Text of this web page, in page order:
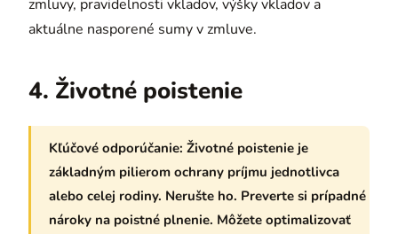
zmluvy, pravidelnosti vkladov, výšky vkladov a
aktuálne nasporené sumy v zmluve.
4. Životné poistenie
Kľúčové odporúčanie: Životné poistenie je
základným pilierom ochrany príjmu jednotlivca
alebo celej rodiny. Nerušte ho. Preverte si prípadné
nároky na poistné plnenie. Môžete optimalizovať